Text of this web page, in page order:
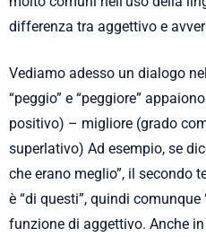
differenza tra aggettivo e
Vediamo adesso un dialogo
“peggio” e “peggiore”
positivo) – migliore (grado
superlativo) Ad esempio, se
che erano meglio”, il secondo
è “di questi”, quindi comunque
funzione di aggettivo. Anche